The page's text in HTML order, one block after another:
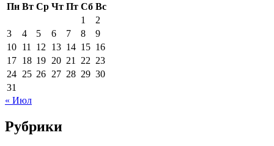
Пн Вт Ср Чт Пт Сб Вс
1
2
3
4 5 6 7 8
9
10 11 12 13 14 15 16
17 18 19 20 21 22 23
24 25 26 27 28 29 30
31
« Июл
Рубрики